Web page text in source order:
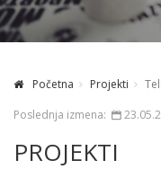
Početna Projekti
Poslednja izmena:
PROJEKTI